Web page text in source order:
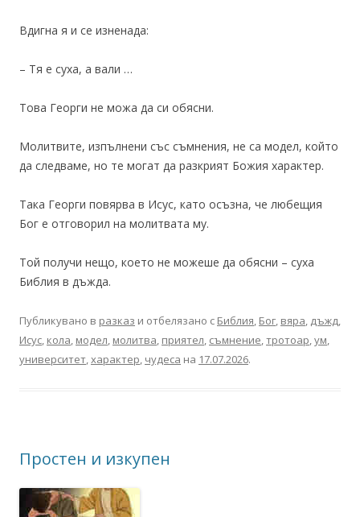
Вдигна я и се изненада:
– Тя е суха, а вали …
Това Георги не можа да си обясни.
Молитвите, изпълнени със съмнения, не са модел, който
да следваме, но те могат да разкрият Божия характер.
Така Георги повярва в Исус, като осъзна, че любещия
Бог е отговорил на молитвата му.
Той получи нещо, което не можеше да обясни – суха
Библия в дъжда.
Публикувано в разказ и отбелязано с Библия, Бог, вяра, дъжд,
Исус, кола, модел, молитва, приятел, съмнение,тротоар,ум,
университет,характер, чудеса на 17.07.2026.
Простен и изкупен